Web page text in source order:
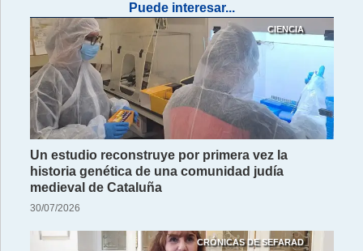
Puede interesar...
CIENCIA
Un estudio reconstruye por primera vez la
historia genética de una comunidad judía
medieval de Cataluña
30/07/2026
CRÓNICAS DE SEFARAD